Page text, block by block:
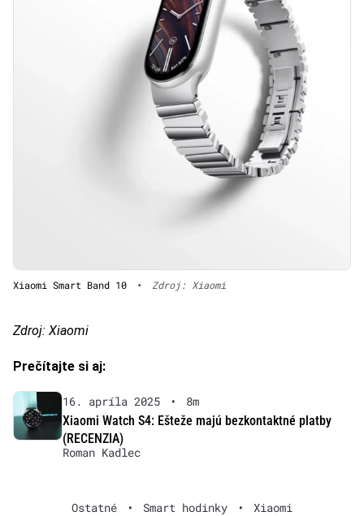
Xiaomi Smart Band 10 • Zdroj: Xiaomi
Zdroj: Xiaomi
Prečítajte si aj:
16. apríla 2025 •
8m
Xiaomi Watch S4: Ešteže majú bezkontaktné platby
(RECENZIA)
Roman Kadlec
Ostatné • Smart hodinky • Xiaomi